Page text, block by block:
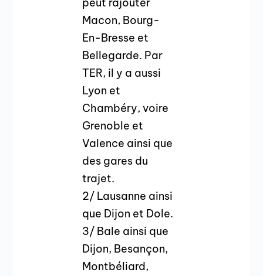
peut rajouter
Macon, Bourg-
En-Bresse et
Bellegarde. Par
TER, il y a aussi
Lyon et
Chambéry, voire
Grenoble et
Valence ainsi que
des gares du
trajet.
2/ Lausanne ainsi
que Dijon et Dole.
3/ Bale ainsi que
Dijon, Besançon,
Montbéliard,